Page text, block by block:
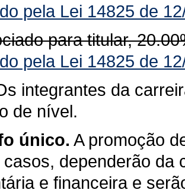
pela Lei 14825 de
para titular,
pela Lei 14825 de
integrantes da
de nível.
único. A promoção
dependerão da
e financeira e